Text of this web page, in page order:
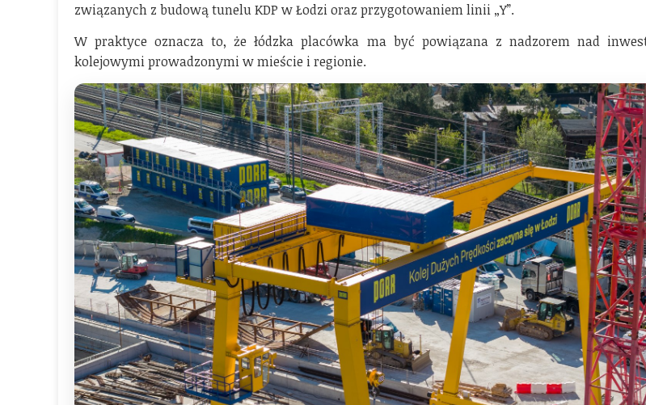
związanych z budową tunelu KDP w Łodzi oraz przygotowaniem linii „Y”.
W praktyce oznacza to, że łódzka placówka ma być powiązana z nadzorem nad
kolejowymi prowadzonymi w mieście i regionie.